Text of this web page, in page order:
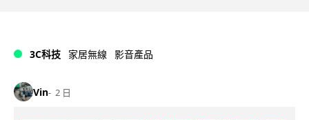
3C科技 家居無線 影音產品
Vin 2 日